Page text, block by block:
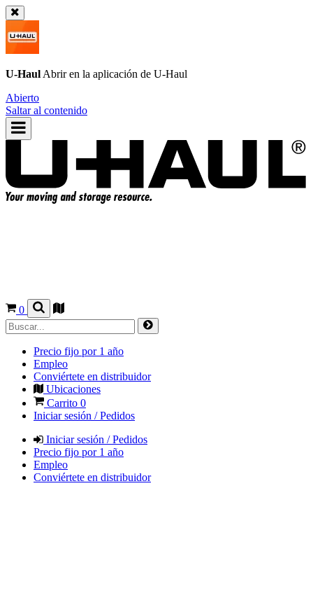
U-Haul Abrir en la aplicación de U-Haul
Abierto
Saltar al contenido
0
Precio fijo por 1 año
Empleo
Conviértete en distribuidor
Ubicaciones
Carrito 0
Iniciar sesión / Pedidos
Iniciar sesión / Pedidos
Precio fijo por 1 año
Empleo
Conviértete en distribuidor